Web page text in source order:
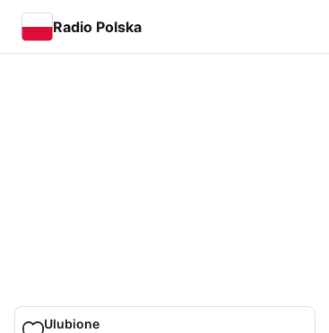
Radio Polska
Ulubione